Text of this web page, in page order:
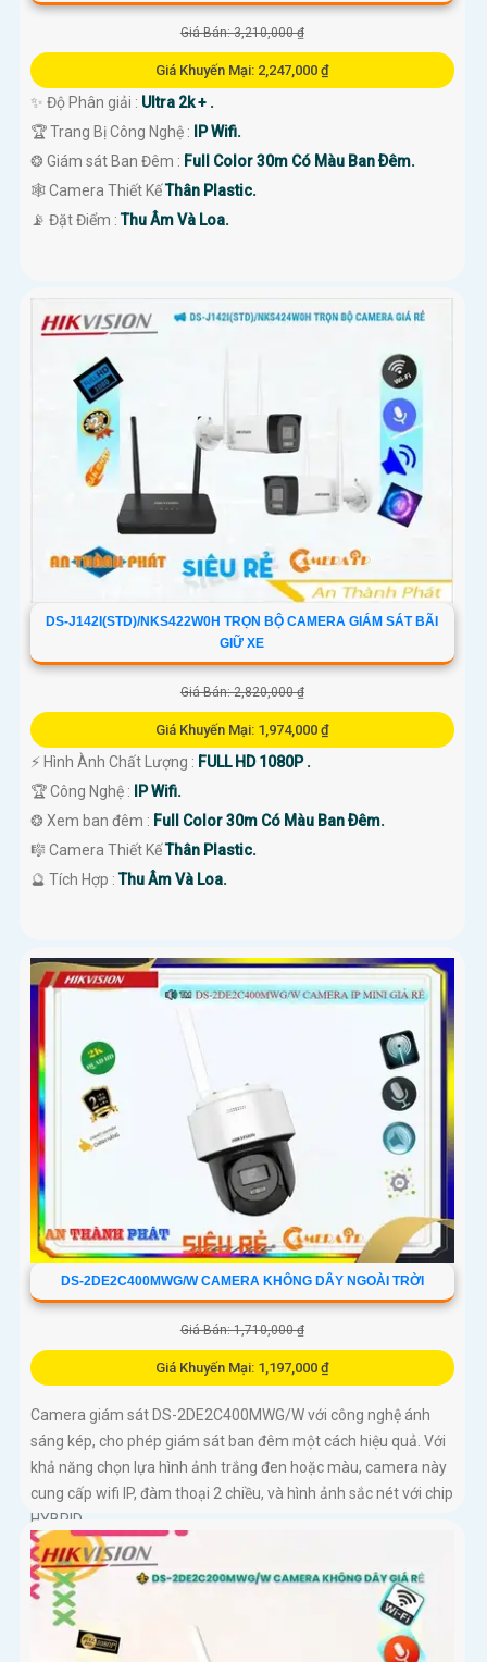
Giá Bán: 3,210,000 ₫
Giá Khuyến Mại: 2,247,000 ₫
✨ Độ Phân giải : Ultra 2k + .
🏆 Trang Bị Công Nghệ :
IP Wifi.
❂ Giám sát Ban Đêm : Full Color 30m Có Màu Ban Ðêm.
🕸️ Camera Thiết KếThân Plastic.
️📡 Đặt Điểm :Thu Âm Và Loa.
DS-J142I(STD)/NKS422W0H TRỌN BỘ CAMERA GIÁM SÁT BÃI
GIỮ XE
Giá Bán: 2,820,000 ₫
Giá Khuyến Mại: 1,974,000 ₫
️⚡ Hình Ành Chất Lượng : FULL HD 1080P .
🏆 Công Nghệ :
IP Wifi.
❂ Xem ban đêm : Full Color 30m Có Màu Ban Ðêm.
🎼️ Camera Thiết KếThân Plastic.
️🔮 Tích Hợp :Thu Âm Và Loa.
DS-2DE2C400MWG/W CAMERA KHÔNG DÂY NGOÀI TRỜI
Giá Bán: 1,710,000 ₫
Giá Khuyến Mại: 1,197,000 ₫
Camera giám sát DS-2DE2C400MWG/W với công nghệ ánh
sáng kép, cho phép giám sát ban đêm một cách hiệu quả. Với
khả năng chọn lựa hình ảnh trắng đen hoặc màu, camera này
cung cấp wifi IP, đàm thoại 2 chiều, và hình ảnh sắc nét với chip
HYBRID